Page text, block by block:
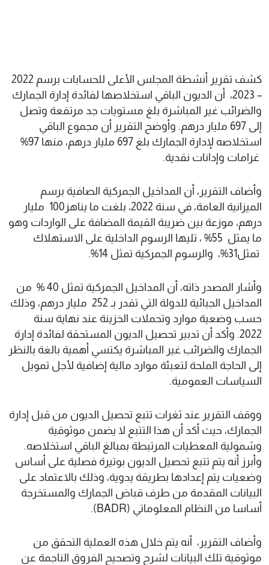
كشف تقرير أنشطة المجلس الأعلى للحسابات برسم 2022
– 2023، أن الديون الباقي استخلاصها لفائدة إدارة الجمارك
والضرائب غير المباشرة بلغ مستويات جد مرتفعة وتصل
إلى 697 مليار درهم. وأوضح التقرير أن مجموع الباقي
استخلاصه لإدارة الجمارك بلغ 697 مليار درهم، منها 97%
غرامات وإدانات نقدية.
وأضاف التقرير، أن المداخيل الجمركية الصافية برسم
الميزانية العامة، في سنة 2022، بلغت ما يناهز100 مليار
درهم، موزعة بين ضريبة القيمة المضافة على الواردات وهو
ما يمثل 55% ، تليها الرسوم الداخلية على الاستهلاك
تمثل31%، والرسوم الجمركية تمثل 14%.
وأشار المصدر ذاته، أن المداخيل الجمركية تمثل 40 % من
المداخيل الجبائية للدولة التي تقدر بـ 252 مليار درهم، وذلك
حسب وضعية موارد وتحملات الخزينة عند نهاية سنة
2022. وأكد أن تدبير تحصيل الديون المستحقة لفائدة إدارة
الجمارك والضرائب غير المباشرة يكتسي أهمية بالغة بالنظر
إلى الحاجة الملحة لتعبئة موارد مالية إضافية لأجل تمويل
السياسات العمومية.
ووقف التقرير عند ثغرات تتبع تحصيل الديون من قبل إدارة
الجمارك، حيث أكد أن هذا التتبع لا يضمن موثوقية
وشمولية المعطيات المرتبطة بمبالغ الباقي استخلاصه.
وأبرز أنه يتم تتبع تحصيل الديون بوتيرة فصلية على أساس
وضعيات يتم إعدادها بطريقة يدوية، وذلك بالاعتماد على
البيانات المقدمة من طرف قباض الجمارك والمستخرجة
أساسا من النظام المعلوماتي (BADR).
وأضاف التقرير، أنه يتم خلال هذه العملية التحقق من
موثوقية تلك البيانات لشرح وتصحيح الفروق الناجمة عن